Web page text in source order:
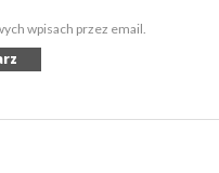
wpisach przez email.